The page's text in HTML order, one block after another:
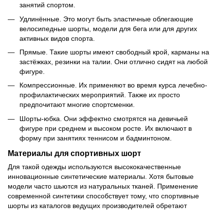
занятий спортом.
Удлинённые. Это могут быть эластичные облегающие
велосипедные шорты, модели для бега или для других
активных видов спорта.
Прямые. Такие шорты имеют свободный крой, карманы на
застёжках, резинки на талии. Они отлично сидят на любой
фигуре.
Компрессионные. Их применяют во время курса лечебно-
профилактических мероприятий. Также их просто
предпочитают многие спортсменки.
Шорты-юбка. Они эффектно смотрятся на девичьей
фигуре при среднем и высоком росте. Их включают в
форму при занятиях теннисом и бадминтоном.
Материалы для спортивных шорт
Для такой одежды используются высококачественные
инновационные синтетические материалы. Хотя бытовые
модели часто шьются из натуральных тканей. Применение
современной синтетики способствует тому, что спортивные
шорты из каталогов ведущих производителей обретают